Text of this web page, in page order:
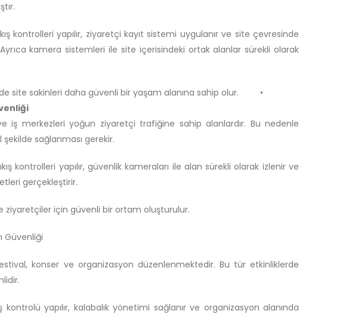
kontrolleri yapılır, ziyaretçi kayıt sistemi uygulanır ve site çevresinde
kamera sistemleri ile site içerisindeki ortak alanlar sürekli olarak
site sakinleri daha güvenli bir yaşam alanına sahip olur. •
iş merkezleri yoğun ziyaretçi trafiğine sahip alanlardır. Bu nedenle
sağlanması gerekir.
kontrolleri yapılır, güvenlik kameraları ile alan sürekli olarak izlenir ve
gerçekleştirir.
için güvenli bir ortam oluşturulur.
Güvenliği
konser ve organizasyon düzenlenmektedir. Bu tür etkinliklerde
yapılır, kalabalık yönetimi sağlanır ve organizasyon alanında